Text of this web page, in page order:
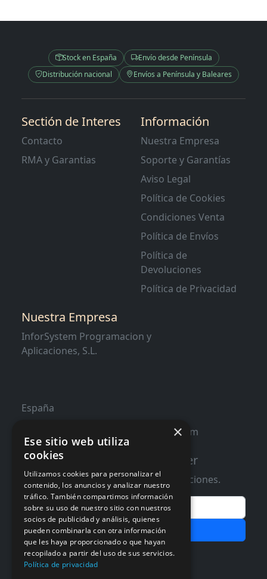
Stock en España
Envío desde Península
Distribución nacional
Envíos a Península y Baleares
Sectión de Interes
Contacto
RMA y Garantias
Información
Nuestra Empresa
Soporte y Garantías
Aviso Legal
Política de Cookies
Condiciones Venta
Política de Envíos
Política de
Devoluciones
Política de Privacidad
Nuestra Empresa
InforSystem Programacion y
Aplicaciones, S.L.
España
contacto@distribucioninformatica.com
Suscribete a nuestro Newsletter
Te informaremos de ofertas y promociones.
Email
Subscribir
Aceptar Politica dePrivacidad
×
Ese sitio web utiliza
cookies
Utilizamos cookies para personalizar el
contenido, los anuncios y analizar nuestro
tráfico. También compartimos información
sobre su uso de nuestro sitio con nuestros
socios de publicidad y análisis, quienes
pueden combinarla con otra información
que les haya proporcionado o que hayan
recopilado a partir del uso de sus servicios.
Política de privacidad